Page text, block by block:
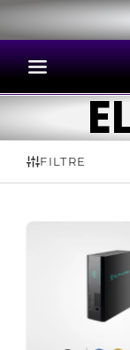
FILTRE